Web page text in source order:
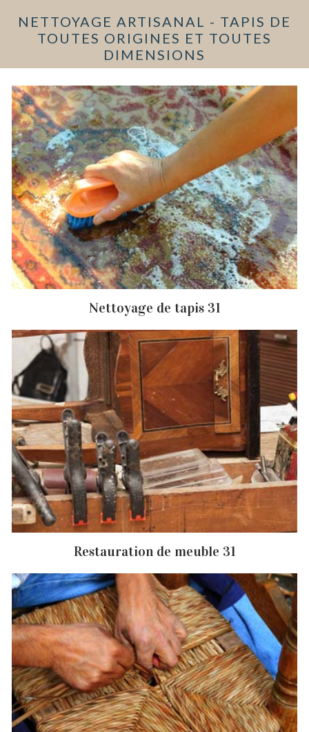
NETTOYAGE ARTISANAL - TAPIS DE
TOUTES ORIGINES ET TOUTES
DIMENSIONS
Nettoyage de tapis 31
Restauration de meuble 31